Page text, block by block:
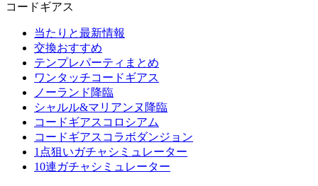
コードギアス
当たりと最新情報
交換おすすめ
テンプレパーティまとめ
ワンタッチコードギアス
ノーランド降臨
シャルル&マリアンヌ降臨
コードギアスコロシアム
コードギアスコラボダンジョン
1点狙いガチャシミュレーター
10連ガチャシミュレーター